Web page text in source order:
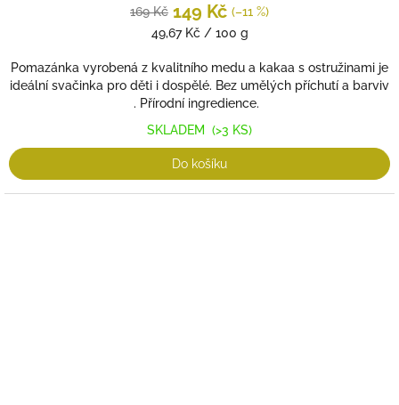
169 Kč 149 Kč (–11 %)
Měrná
49,67 Kč / 100 g
Pomazánka vyrobená z kvalitního medu a kakaa s ostružinami je
ideální svačinka pro děti i dospělé. Bez umělých příchutí a barviv
. Přírodní ingredience.
SKLADEM (>3 KS)
Do košíku